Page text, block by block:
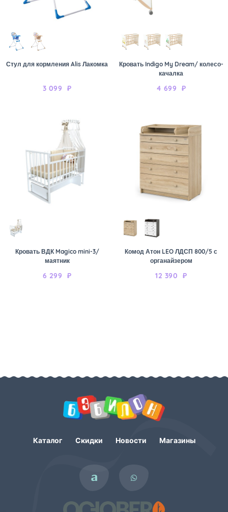
Стул для кормления Alis Лакомка
3 099 ₽
Кровать Indigo My Dream/ колесо-
качалка
4 699 ₽
Кровать ВДК Magico mini-3/
маятник
6 299 ₽
Комод Атон LEO ЛДСП 800/5 с
органайзером
12 390 ₽
Каталог Скидки Новости Магазины